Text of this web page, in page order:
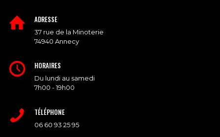
ADRESSE
37 rue de la Minoterie
74940 Annecy
HORAIRES
Du lundi au samedi
7h00 - 19h00
TÉLÉPHONE
06 60 93 25 95